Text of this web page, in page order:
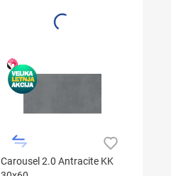
Carousel 2.0 Antracite KK